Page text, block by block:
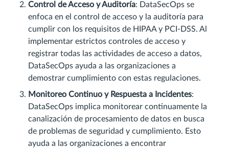
Control de Acceso y Auditoría: DataSecOps se
enfoca en el control de acceso y la auditoría para
cumplir con los requisitos de HIPAA y PCI-DSS. Al
implementar estrictos controles de acceso y
registrar todas las actividades de acceso a datos,
DataSecOps ayuda a las organizaciones a
demostrar cumplimiento con estas regulaciones.
Monitoreo Continuo y Respuesta a Incidentes:
DataSecOps implica monitorear continuamente la
canalización de procesamiento de datos en busca
de problemas de seguridad y cumplimiento. Esto
ayuda a las organizaciones a encontrar